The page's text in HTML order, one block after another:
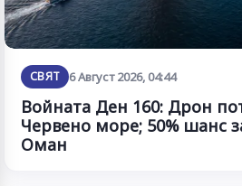
СВЯТ 6 Август 2026, 04:44
Войната Ден 160: Дрон
Червено море; 50% шанс
Оман